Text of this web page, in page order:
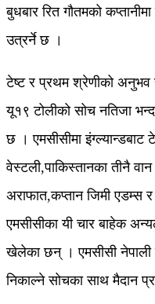
बुधबार रित गौतमको
उत्रर्ने छ ।
टेष्ट र प्रथम श्रेणीको अनुभव
यू१९ टोलीको सोच नतिजा
छ । एमसीसीमा
वेस्टली,पाकिस्तानका तीनै
अराफात,कप्तान जिमी एडम्स
एमसीसीका यी चार बाहेक
खेलेका छन् । एमसीसी नेपाली
निकाल्ने सोचका साथ मैदान